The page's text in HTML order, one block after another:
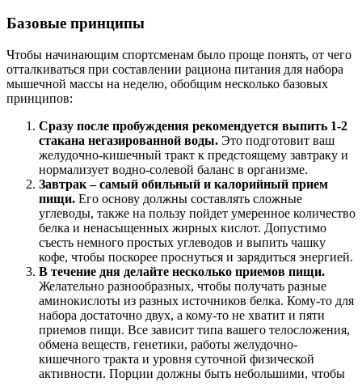
Базовые принципы
Чтобы начинающим спортсменам было проще понять, от чего
отталкиваться при составлении рациона питания для набора
мышечной массы на неделю, обобщим несколько базовых
принципов:
Сразу после пробуждения рекомендуется выпить 1-2
стакана негазированной воды. Это подготовит ваш
желудочно-кишечный тракт к предстоящему завтраку и
нормализует водно-солевой баланс в организме.
Завтрак – самый обильный и калорийный прием
пищи. Его основу должны составлять сложные
углеводы, также на пользу пойдет умеренное количество
белка и ненасыщенных жирных кислот. Допустимо
съесть немного простых углеводов и выпить чашку
кофе, чтобы поскорее проснуться и зарядиться энергией.
В течение дня делайте несколько приемов пищи.
Желательно разнообразных, чтобы получать разные
аминокислоты из разных источников белка. Кому-то для
набора достаточно двух, а кому-то не хватит и пяти
приемов пищи. Все зависит типа вашего телосложения,
обмена веществ, генетики, работы желудочно-
кишечного тракта и уровня суточной физической
активности. Порции должны быть небольшими, чтобы